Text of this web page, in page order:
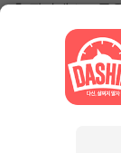
홈 필라테스 – 곧